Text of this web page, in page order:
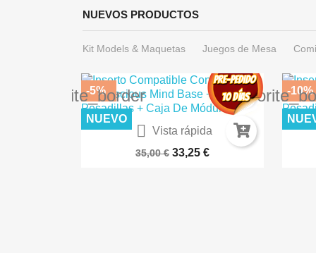
NUEVOS PRODUCTOS
Kit Models & Maquetas Juegos de Mesa
favorite_border

Vista rápida
Warhammer 40.000: Imperium...
35,00 € 33,25 €
-5%
NUEVO
-10%